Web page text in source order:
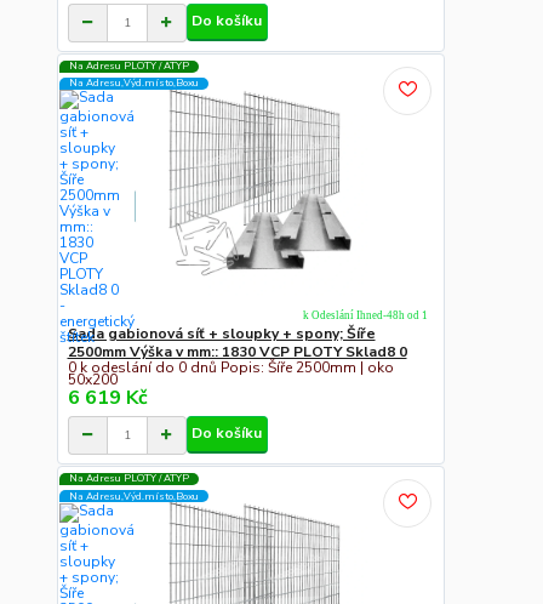
Do košíku
Na Adresu PLOTY / ATYP
Na Adresu,Výd.místo,Boxu
Sada gabionová síť + sloupky + spony; Šíře
2500mm Výška v mm:: 1830 VCP PLOTY Sklad8 0
0 k odeslání do 0 dnů Popis: Šíře 2500mm | oko
50x200
6 619 Kč
k Odeslání Ihned-48h od 1
Do košíku
Na Adresu PLOTY / ATYP
Na Adresu,Výd.místo,Boxu